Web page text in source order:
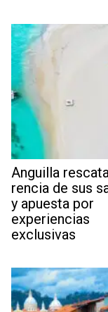
Anguilla
rencia de sus
y apuesta por
experiencias
exclusivas